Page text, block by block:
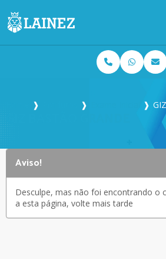
❱ ❱ ❱
Aviso!
Desculpe, mas não foi encontrando o
a esta página, volte mais tarde